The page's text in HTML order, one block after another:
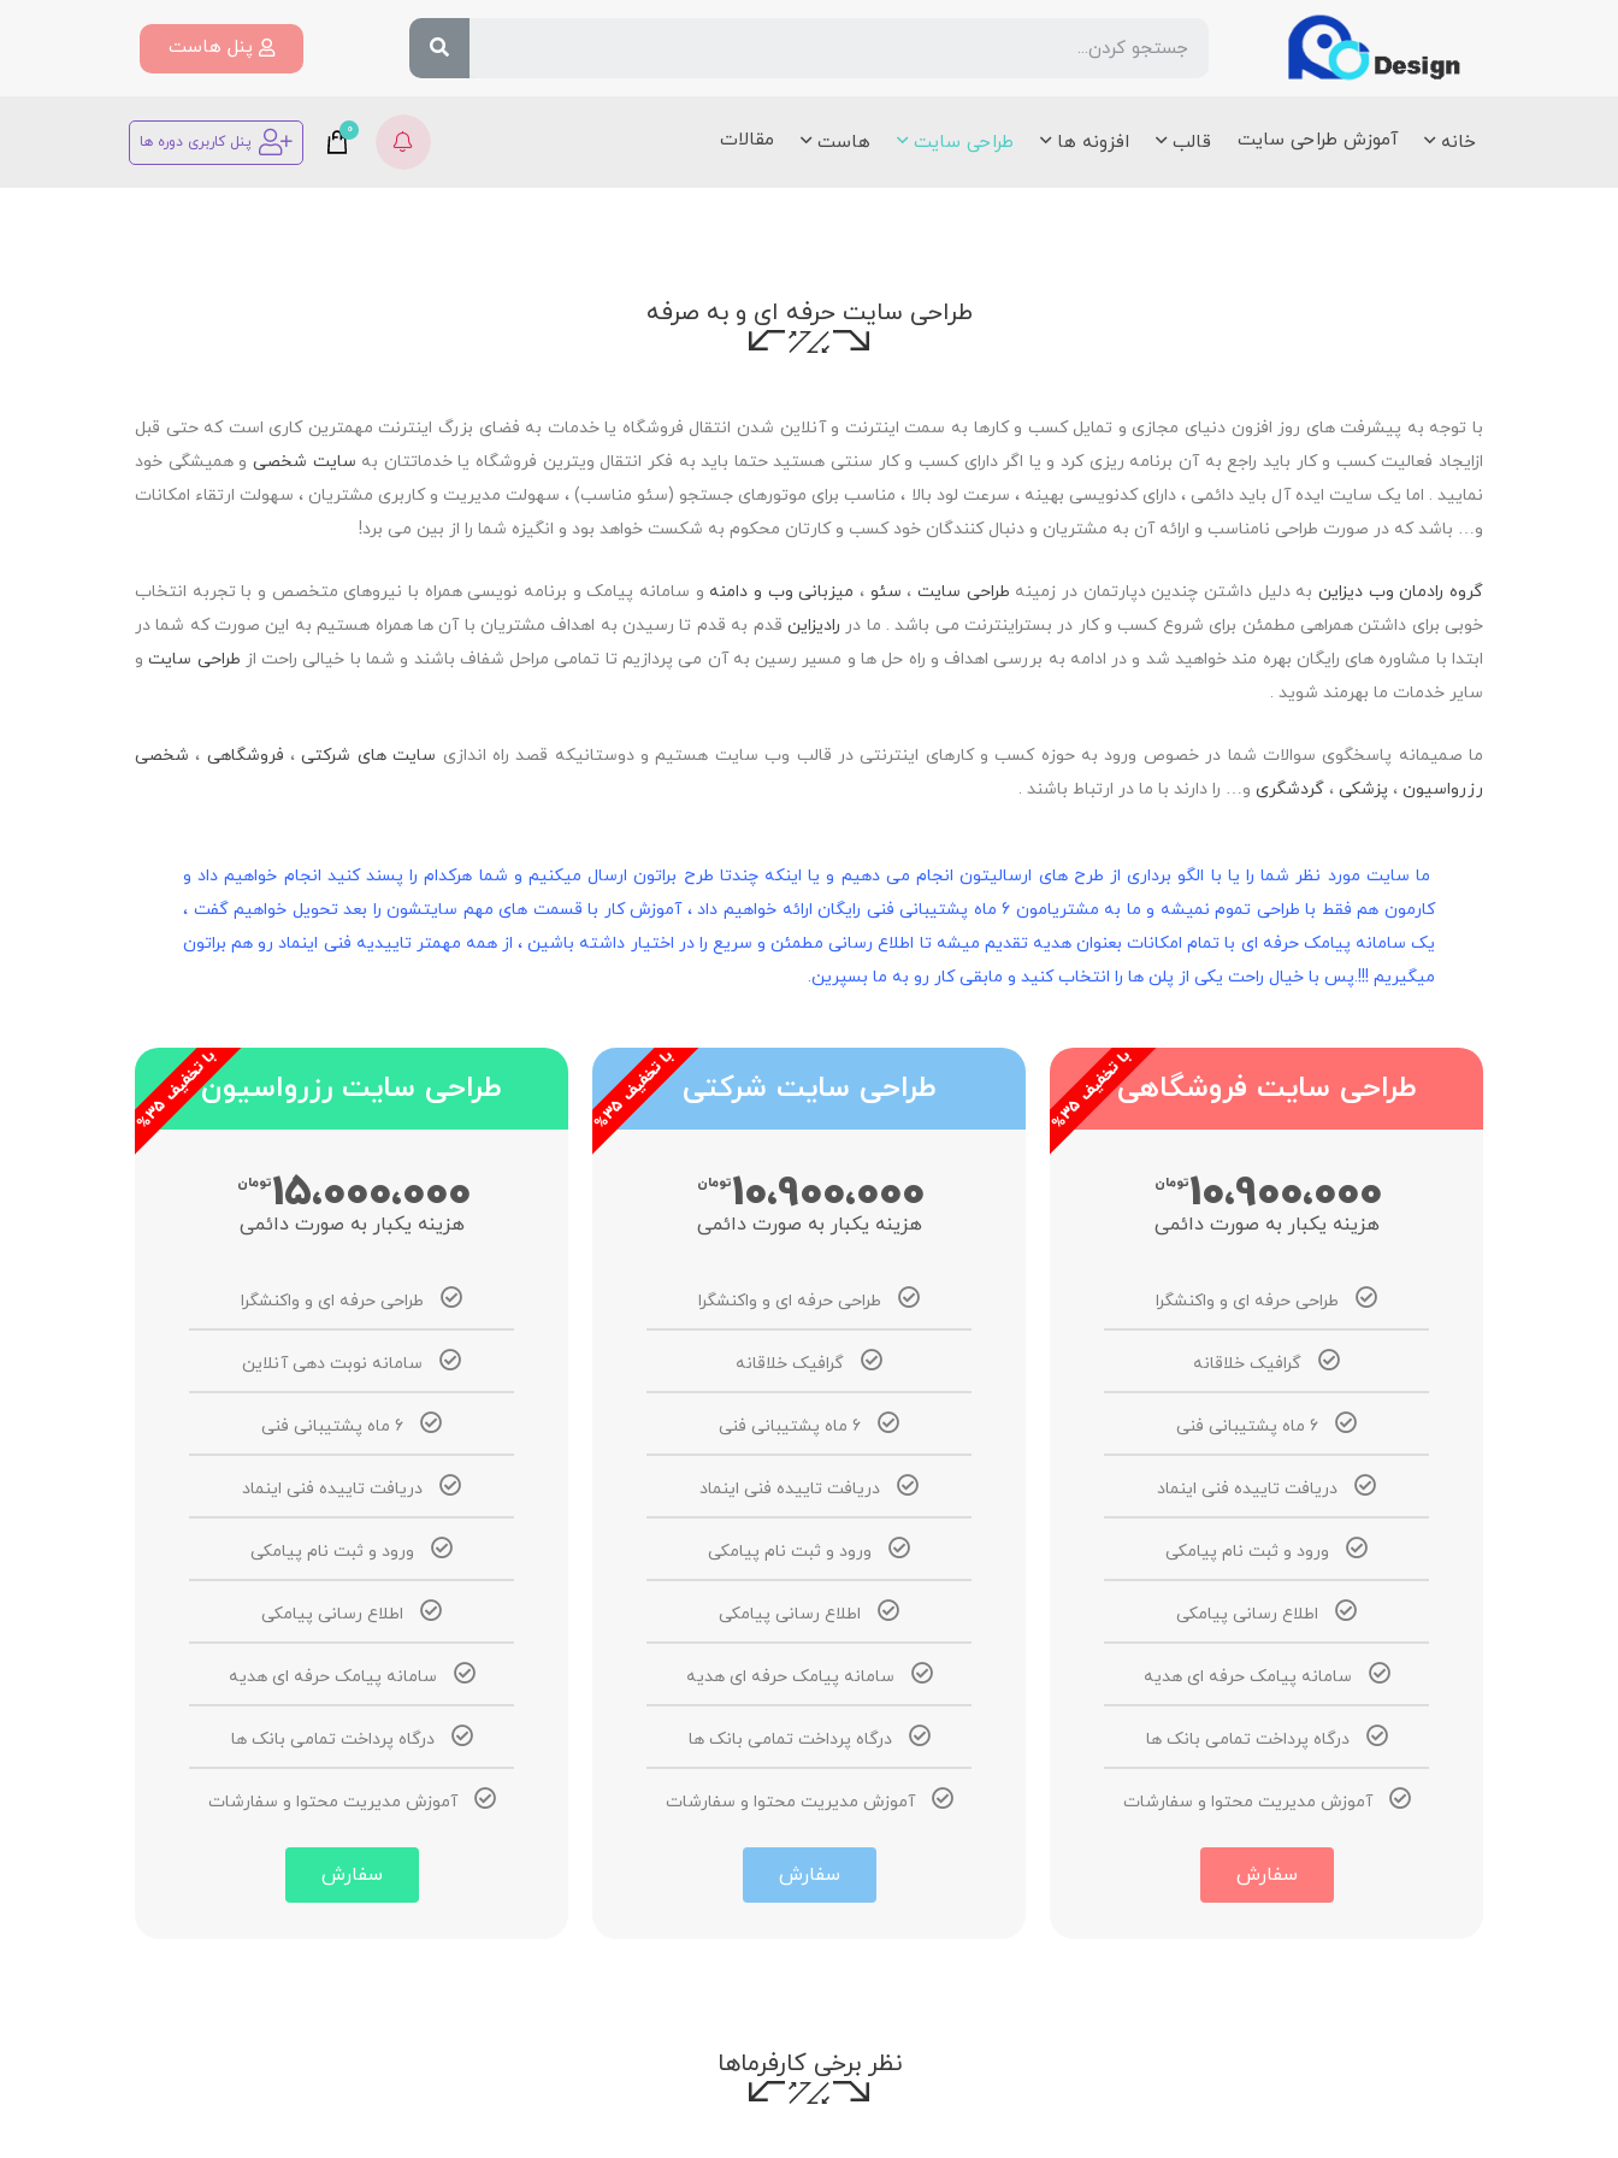
پنل هاست
خانه آموزش طراحی سایت قالب افزونه ها طراحی سایت هاست مقالات 0
پنل کاربری دوره ها
طراحی سایت حرفه ای و به صرفه
با توجه به پیشرفت های روز افزون دنیای مجازی و تمایل کسب و کارها به سمت اینترنت و آنلاین شدن انتقال فروشگاه یا خدمات به فضای بزرگ اینترنت مهمترین کاری است که حتی قبل
ازایجاد فعالیت کسب و کار باید راجع به آن برنامه ریزی کرد و یا اگر دارای کسب و کار سنتی هستید حتما باید به فکر انتقال ویترین فروشگاه یا خدماتتان به سایت شخصی و همیشگی خود
نمایید . اما یک سایت ایده آل باید دائمی ، دارای کدنویسی بهینه ، سرعت لود بالا ، مناسب برای موتورهای جستجو (سئو مناسب) ، سهولت مدیریت و کاربری مشتریان ، سهولت ارتقاء امکانات
و… باشد که در صورت طراحی نامناسب و ارائه آن به مشتریان و دنبال کنندگان خود کسب و کارتان محکوم به شکست خواهد بود و انگیزه شما را از بین می برد!
گروه رادمان وب دیزاینبه دلیل داشتن چندین دپارتمان در زمینه طراحی سایت، سئو ، میزبانی وب و دامنه و سامانه پیامک و برنامه نویسی همراه با نیروهای متخصص و با تجربه انتخاب
خوبی برای داشتن همراهی مطمئن برای شروع کسب و کار در بستراینترنت می باشد . ما در رادیزاین قدم به قدم تا رسیدن به اهداف مشتریان با آن ها همراه هستیم به این صورت که شما در
ابتدا با مشاوره های رایگان بهره مند خواهید شد و در ادامه به بررسی اهداف و راه حل ها و مسیر رسین به آن می پردازیم تا تمامی مراحل شفاف باشند و شما با خیالی راحت از طراحی سایتو
سایر خدمات ما بهرمند شوید .
ما صمیمانه پاسخگوی سوالات شما در خصوص ورود به حوزه کسب و کارهای اینترنتی در قالب وب سایت هستیم و دوستانیکه قصد راه اندازی سایت های شرکتی، فروشگاهی ، شخصی
رزرواسیون ، پزشکی ، گردشگری و… را دارند با ما در ارتباط باشند .
ما سایت مورد نظر شما را یا با الگو برداری از طرح های ارسالیتون انجام می دهیم و یا اینکه چندتا طرح براتون ارسال میکنیم و شما هرکدام را پسند کنید انجام خواهیم داد و
کارمون هم فقط با طراحی تموم نمیشه و ما به مشتریامون 6 ماه پشتیبانی فنی رایگان ارائه خواهیم داد ، آموزش کار با قسمت های مهم سایتشون را بعد تحویل خواهیم گفت ،
یک سامانه پیامک حرفه ای با تمام امکانات بعنوان هدیه تقدیم میشه تا اطلاع رسانی مطمئن و سریع را در اختیار داشته باشین ، از همه مهمتر تاییدیه فنی اینماد رو هم براتون
میگیریم !!!.پس با خیال راحت یکی از پلن ها را انتخاب کنید و مابقی کار رو به ما بسپرین.
طراحی سایت فروشگاهی
تومان10،900،000
هزینه یکبار به صورت دائمی
طراحی حرفه ای و واکنشگرا
گرافیک خلاقانه
6 ماه پشتیبانی فنی
دریافت تاییده فنی اینماد
ورود و ثبت نام پیامکی
اطلاع رسانی پیامکی
سامانه پیامک حرفه ای هدیه
درگاه پرداخت تمامی بانک ها
آموزش مدیریت محتوا و سفارشات
سفارش
ب
ا
ت
خ
ف
ی
ف
3
5
%
طراحی سایت شرکتی
تومان10،900،000
هزینه یکبار به صورت دائمی
طراحی حرفه ای و واکنشگرا
گرافیک خلاقانه
6 ماه پشتیبانی فنی
دریافت تاییده فنی اینماد
ورود و ثبت نام پیامکی
اطلاع رسانی پیامکی
سامانه پیامک حرفه ای هدیه
درگاه پرداخت تمامی بانک ها
آموزش مدیریت محتوا و سفارشات
سفارش
ب
ا
ت
خ
ف
ی
ف
3
5
%
طراحی سایت رزرواسیون
تومان15،000،000
هزینه یکبار به صورت دائمی
طراحی حرفه ای و واکنشگرا
سامانه نوبت دهی آنلاین
6 ماه پشتیبانی فنی
دریافت تاییده فنی اینماد
ورود و ثبت نام پیامکی
اطلاع رسانی پیامکی
سامانه پیامک حرفه ای هدیه
درگاه پرداخت تمامی بانک ها
آموزش مدیریت محتوا و سفارشات
سفارش
ب
ا
ت
خ
ف
ی
ف
3
5
%
نظر برخی کارفرماها